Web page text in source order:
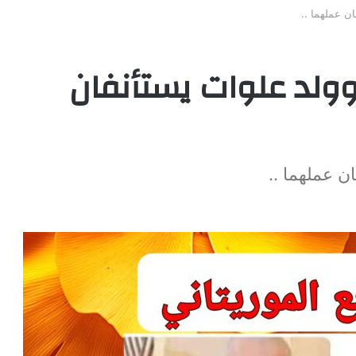
عملهما ..
علوات يستأنفان
عملهما ..